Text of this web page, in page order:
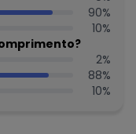
90%
10%
2%
88%
10%